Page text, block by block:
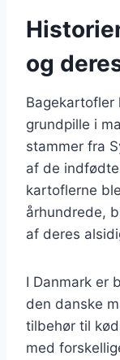
og
Bagekartofler
grundpille i
stammer fra
af de
kartoflerne
århundrede,
af deres
I Danmark er
den danske
tilbehør til
med